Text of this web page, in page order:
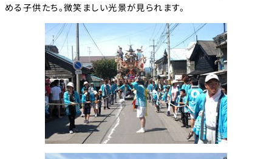
める子供たち。微笑ましい光景が見られます。